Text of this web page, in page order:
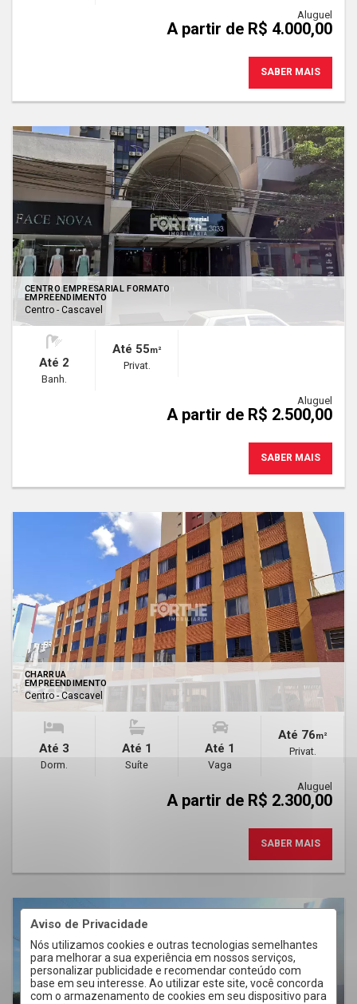
Aviso de Privacidade
Nós utilizamos cookies e outras tecnologias semelhantes
para melhorar a sua experiência em nossos serviços,
personalizar publicidade e recomendar conteúdo com
base em seu interesse. Ao utilizar este site, você concorda
com o armazenamento de cookies em seu dispositivo para
Aluguel
A partir de R$ 4.000,00
SABER MAIS
CENTRO EMPRESARIAL FORMATO
EMPREENDIMENTO
Centro - Cascavel
Até 2
Banh.
Até 55m²
Privat.
Aluguel
A partir de R$ 2.500,00
SABER MAIS
CHARRUA
EMPREENDIMENTO
Centro - Cascavel
Até 3
Dorm.
Até 1
Suíte
Até 1
Vaga
Até 76m²
Privat.
Aluguel
A partir de R$ 2.300,00
SABER MAIS